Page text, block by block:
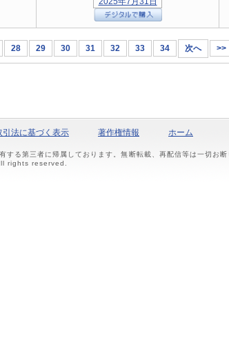
28 29 30 31 32 33 34 次へ >>
引法に基づく表示 著作権情報 ホーム
る第三者に帰属しております。無断転載、再配信等は一切お断
rights reserved.